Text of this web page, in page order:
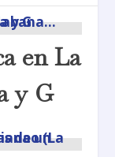
en La
y G